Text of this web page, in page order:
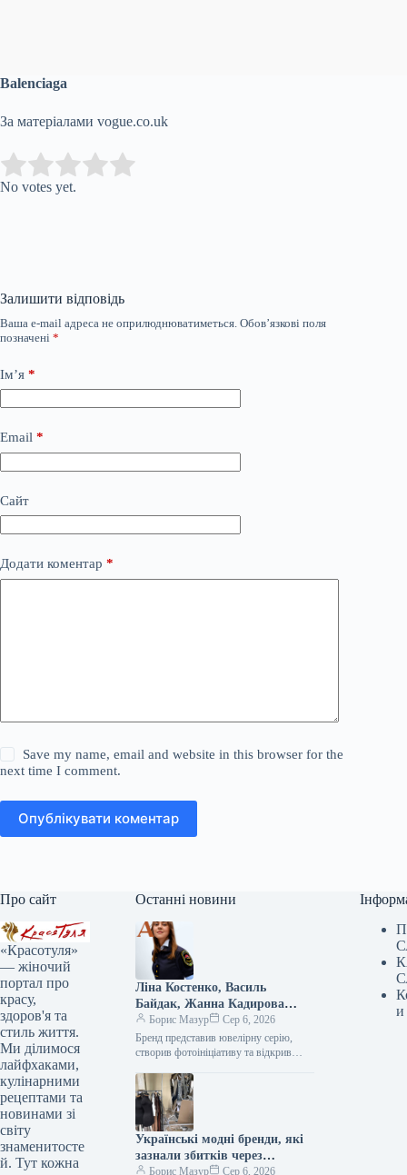
Balenciaga
За матеріалами vogue.co.uk
Rate this item:
No votes yet.
Залишити відповідь
Ваша e-mail адреса не оприлюднюватиметься. Обов’язкові поля
позначені *
Ім’я *
Email *
Сайт
Додати коментар *
Save my name, email and website in this browser for the
next time I comment.
Опублікувати коментар
Про сайт
«Красотуля»
— жіночий
портал про
красу,
здоров'я та
стиль життя.
Ми ділимося
лайфхаками,
кулінарними
рецептами та
новинами зі
світу
знаменитосте
й. Тут кожна
Останні новини
Ліна Костенко, Василь
Байдак, Жанна Кадирова
долучилися до масштабного
проєкту GUNIA з нагоди Дня
Незалежності
Борис Мазур
Сер 6, 2026
Бренд представив ювелірну серію, створив фотоініціативу та відкрив експозицію, присвячену абе1111111111111111111111111111111111111111111111111111111111111111111111111111111111111111111111111111111111111111111111111111111111111111111111111111111111111111111111111111111111111111111111111111111111111111111111111111111111111111111111111111111111111111111111111111111111111111111111111111111111111111111111111111111111111111111111111111111111111111111111111111111111111111111111111111111111111111111111111111111111111111111111111111111111111111111111111111111111111111111111111111111111111111111111111111111111111111111111111111111111111111111111111111111111111111111111111111111111111111111111111111111111111111111111111111111111111111111111111111111111111111111111111111111111111111111111111111111111111111111111111111111111111111111111111111111111111111111111111111111111111111111111111111111111111111111111111111111111111111111111111111111111111111111111111111111111111111111111111111111111111111111111111111111111111111111111111111111111111111111111111111111111111111111111111111111111111111111111111111111111111111111111111111111111111111111111111111111111111111111111111111111111111111111111111111111111111111111111111111111111111111111111111111111111111111111111111111111111111111111111111111111111111111111111111111111111111111111111111111111111111111111111111111111111111111111111111111111111111111111111111111111111111111111111111111111111111111111111111111111111111111111111111111111111111111111111111111111111111111111111111111111111111111111111111111111111111111111111111111111111111111111111111111111111111111111111111111111111111111111111111111111111111111111111111111111111111111111111111111111111111111111111111111111111111111111111111111111111111111111111111111111111111111111111111111111111111111111111111111111111111111111111111111111111111111111111111111111111111111111111111111111111111111111111111111111111111111111111111111111111111111111111111111111111111111111111111111111111111111111111111111111111111111111111111111111111111111111111111111111111111111111111111111111111111111111111111111111111111111111111111111111111111111111111111111111111111111111111111111111111111111111111111111111111111111111111111111111111111111111111111111111111111111111111111111111111111111111111111111111111111111111111111111111111111111111111111111111111111111111111111111111111111111111111111111111111111111111111111111111111111111111111111111111111111111111111111111111111111111111111111111111111111111111111111111111111111111111111111111111111111111111111111111111111111111111111111111111111111111111111111111111111111111111111111111111111111111111111111111111111111111111111111111111111111111111111111111111111111111111111111111111111111111111111111111111111111111111111111111111111111111111111111111111111111111111111111111111111111111111111111111111111111111111111111111111111111111111111111111111111111111111111111111111111111111111111111111111111111111111111111111111111111111111111111111111111111111111111111111111111111111111111111111111111111111111111111111111111111111111111111111111111111111111111111111111111111111111111111111111111111111111111111111111111111111111111111111111111111111111111111111111111111111111111111111111111111111111111111111111111111111111111111111111111111111111111111111111111111111111111111111111111111111111111111111111111111111111111111111111111111111111111111111111111111111111111111111111111111111111111111111111111111111111111111111111111111111111111111111111111111111111111111111111111111111111111111111111111111111111111111111111111111111111111111111111111111111111111111111111111111111111111111111111111111111111111111111111111111111111111111111111111111111111111111111111111111111111111111111111111111111111111111111111111111111111111111111111111111111111111111111111111111111111111111111111111111111111111111111111111111111111111111111111111111111111111111111111111111111111111111111111111111111111111111111111111111111111111111111111111111111111111111111111111111111111111111111111111111111111111111111111111111111111111111111111111111111111111111111111111111111111111111111111111111111111111111111111111111111111111111111111111111111111111111111111111111111111111111111111111111111111111111111111111111111111111111111111111111111111111111111111111111111111111111111111111111111111111111111111111111111111111111111111111111111111111111111111111111111111111111111111111111111111111111111111111111111111111111111111111111111111111111111111111111111111111111111111111111111111111111111111111111111111111111111111111111111111111111111111111111111111111111111111111111111111111111111111111111111111111111111111111111111111111111111111111111111111111111111111111111111111111111111111111111111111111111111111111111111111111111111111111111111111111111111111111111111111111111111111111111111111111111111111111111111111111111111111111111111111111111111111111111111111111111111111111111111111111111111111111111111111111111111111111111111111111111111111111111111111111111111111111111111111111111111111111111111111111111111111111111111111111111111111111111111111111111111111111111111111111111111111111111111111111111111111111111111111111111111111111111111111111111111111111111111111111111111111111111111111111111111111111111111111111111111111111111111111111111111111111111111111111111111111111111111111111111111111111111111111111111111111111111111111111111111111111111111111111111111111111111111111111111111111111111111111111111111111111111111111111111111111111111111111111111111111111111111111111111111111111111111111111111111111111111111111111111111111111111111111111111111111111111111111111111111111111111111111111111111111111111111111111111111111111111111111111111111111111111111111111111111111111111111111111111111111111111111111111111111111111111111111111111111111111111111111111111111111111111111111111111111111111111111111111111111111111111111111111111111111111111111111111111111111111111111111111111111111111111111111111111111111111111111111111111111111111111111111111111111111111111111111111111111111111111111111111111111111111111111111111111111111111111111111111111111111111111111111111111111111111111111111111111111111111111111111111111111111111111111111111111111111111111111111111111111111111111111111111111111111111111111111111111111111111111111111111111111111111111111111111111111111111111111111111111111111111111111111111111111111111111111111111111111111111111111111111111111111111111111111111111111111111111111111111111111111111111111111111111111111111111111111111111111111111111111111111111111111111111111111111111111111111111111111111111111111111111111111111111111111111111111111111111111111111111111111111111111111111111111111111111111111111111111111111111111111111111111111111111111111111111111111111111111111111111111111111111111111111111111111111111111111111111111111111111111111111111111111111111111111111111111111111111111111111111111111111111111111111111111111111111111111111111111111111111111111111111111111111111111111111111111111111111111111111111111111111111111111111111111111111111111111111111111111111111111111111111111111111111111111111111111111111111111111111111111111111111111111111111111111111111111111111111111111111111111111111111111111111111111111111111111111111111111111111111111111111111111111111111111111111111111111111111111111111111111111111111111111111111111111111111111111111111111111111111111111111111111111111111111111111111111111111111111111111111111111111111111111111111111111111111111111111111111111111111111111111111111111111111111111111111111111111111111111111111111111111111111111111111111111111111111111111111111111111111111111111111111111111111111111111111111111111111111111111111111111111111111111111111111111111111111111111111111111111111111111111111111111111111111111111111111111111111111111111111111111111111111111111111111111111111111111111111111111111111111111111111111111111111111111111111111111111111111111111111111111111111111111111111111111111111111111111111111111111111111111111111111111111111111111111111111111111111111111111111111111111111111111111111111111111111111111111111111111111111111111111111111111111111111111111111111111111111111111111111111111111111111111111111111111111111111111111111111111111111111111111111111111111111111111111111111111111111111111111111111111111111111111111111111111111111111111111111111111111111111111111111111111111111111111111111111111111111111111111111111111111111111111111111111111111111111111111111111111111111111111111111111111111111111111111111111111111111111111111111111111111111111111111111111111111111111111111111111111111111111111111111111111111111111111111111111111111111111111111111111111111111111111111111111111111111111111111111111111111111111111111111111111111111111111111111111111111111111111111111111111111111111111111111111111111111111111111111111111111111111111111111111111111111111111111111111111111111111111111111111111111111111111111111111111111111111111111111111111111111111111111111111111111111111111111111111111111111111111111111111111111111111111111111111111111111111111111111111111111111111111111111111111111111111111111111111111111111111111111111111111111111111111111111111111111111111111111111111111111111111111111111111111111111111111111111111111111111111111111111111111111111111111111111111111111111111111111111111111111111111111111111111111111111111111111111111111111111111111111111111111111111111111111111111111111111111111111111111111111111111111111111111111111111111111111111111111111111111111111111111111111111111111111111111111111111111111111111111111111111111111111111111111111111111111111111111111111111111111111111111111111111111111111111111111111111111111111111111111111111111111111111111111111111111111111111111111111111111111111111111111111111111111111111111111111111111111111111111111111111111111111111111111111111111111111111111111111111111111111111111111111111111111111111111111111111111111111111111111111111111111111111111111111111111111111111111111111111111111111111111111111111111111111111111111111111111111
Українські модні бренди, які
зазнали збитків через
обстріли, та шляхи їхньої
Борис Мазур Сер 6, 2026
и